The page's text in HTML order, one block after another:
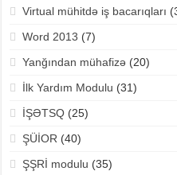
Virtual mühitdə iş bacarıqları
Word 2013 (7)
Yanğından mühafizə(20)
İlk Yardım Modulu (31)
İŞƏTSQ(25)
ŞÜİOR (40)
ŞŞRİ modulu (35)